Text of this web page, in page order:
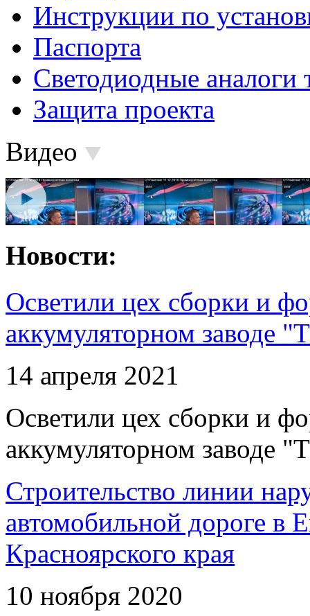
Инструкции по
Паспорта
Светодиодные аналоги
Защита проекта
Видео
Новости:
Осветили цех сборки и
аккумуляторном заводе
14 апреля 2021
Осветили цех сборки и
аккумуляторном заводе
Строительство линии
автомобильной дороге в
Красноярского края
10 ноября 2020